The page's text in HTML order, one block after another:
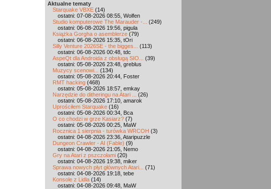
Aktualne tematy
Starquake VBXE (14)
ostatni: 07-08-2026 08:55, Wolfen
Studio komputerowe The Marauder -...
(249)
ostatni: 06-08-2026 19:56, pigula
Książka Gorgha o asemblerze (79)
ostatni: 06-08-2026 15:35, tOri
Silly Venture 2026SE - the bigges...
(113)
ostatni: 06-08-2026 00:48, tdc
AspeQt dla Androida z obsługą SIO...
(39)
ostatni: 05-08-2026 23:48, greblus
Muzycy scenowi...
(134)
ostatni: 05-08-2026 20:44, Foster
RMT hacking (468)
ostatni: 05-08-2026 18:57, emkay
Narzędzie do ditheringu na Atari ...
(26)
ostatni: 05-08-2026 17:10, amarok
Uprościłem Starquake (16)
ostatni: 05-08-2026 00:34, Bca
O co chodzi w grze Kasiarz? (7)
ostatni: 05-08-2026 00:25, MaW
Rocznica 1 sierpnia - turówka WRCOH (3)
ostatni: 04-08-2026 23:36, Ataripuzzle
Dungeon Crawler - AI (Fable) (9)
ostatni: 04-08-2026 21:05, Nemo
Gry na Atari z pszczołami (20)
ostatni: 04-08-2026 19:38, miker
Sprawa nowych płyt głównych Atari...
(71)
ostatni: 04-08-2026 19:18, tebe
Konsole z Lidla (14)
ostatni: 04-08-2026 09:48, MaW